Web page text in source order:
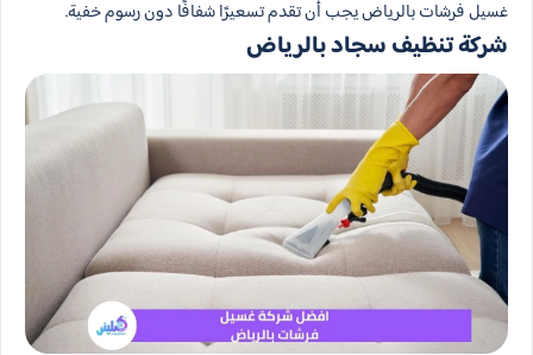
غسيل فرشات بالرياض يجب أن تقدم تسعيرًا شفافًا دون رسوم خفية.
شركة تنظيف سجاد بالرياض